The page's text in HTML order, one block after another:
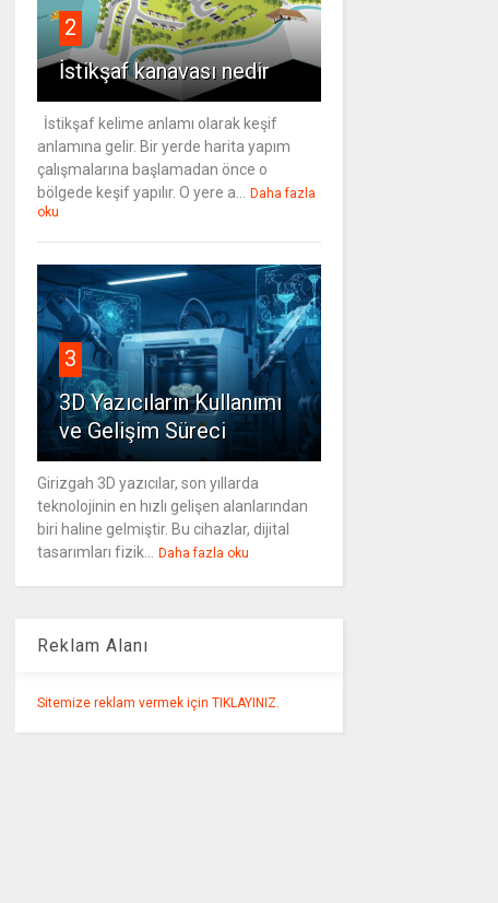
2
İstikşaf kanavası nedir
İstikşaf kelime anlamı olarak keşif
anlamına gelir. Bir yerde harita yapım
çalışmalarına başlamadan önce o
bölgede keşif yapılır. O yere a...
Daha fazla
oku
3
3D Yazıcıların Kullanımı
ve Gelişim Süreci
Girizgah 3D yazıcılar, son yıllarda
teknolojinin en hızlı gelişen alanlarından
biri haline gelmiştir. Bu cihazlar, dijital
tasarımları fizik...
Daha fazla oku
Reklam Alanı
Sitemize reklam vermek için TIKLAYINIZ.